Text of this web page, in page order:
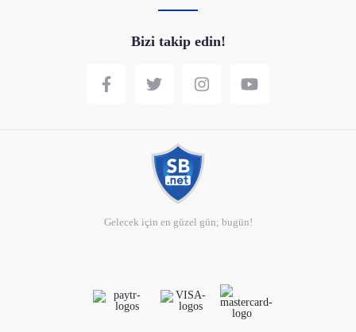
Bizi takip edin!
Gelecek için en güzel gün; bugün!